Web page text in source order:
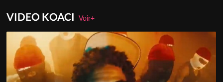
VIDEO KOACIVoir+